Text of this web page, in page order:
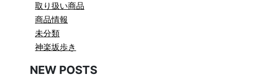
取り扱い商品
商品情報
未分類
神楽坂歩き
NEW POSTS